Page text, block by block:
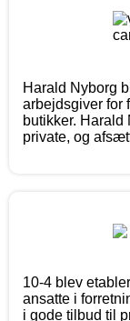
Harald Nyborg
arbejdsgiver for
butikker. Harald
private, og
10-4 blev
ansatte i
i gode tilbud til